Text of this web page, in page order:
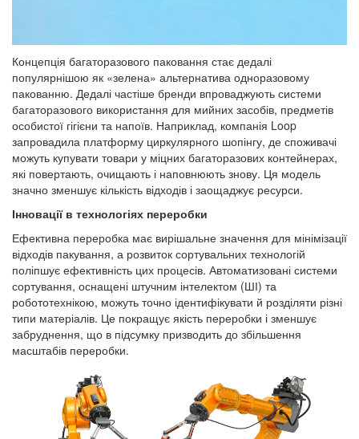
Концепція багаторазового паковання стає дедалі
популярнішою як «зелена» альтернатива одноразовому
пакованню. Дедалі частіше бренди впроваджують системи
багаторазового використання для мийних засобів, предметів
особистої гігієни та напоїв. Наприклад, компанія Loop
запровадила платформу циркулярного шопінгу, де споживачі
можуть купувати товари у міцних багаторазових контейнерах,
які повертають, очищають і наповнюють знову. Ця модель
значно зменшує кількість відходів і заощаджує ресурси.
Інновації в технологіях переробки
Ефективна переробка має вирішальне значення для мінімізації
відходів пакування, а розвиток сортувальних технологій
поліпшує ефективність цих процесів. Автоматизовані системи
сортування, оснащені штучним інтелектом (ШІ) та
робототехнікою, можуть точно ідентифікувати й розділяти різні
типи матеріалів. Це покращує якість переробки і зменшує
забруднення, що в підсумку призводить до збільшення
масштабів переробки.